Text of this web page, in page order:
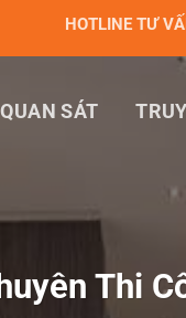
HOTLINE TƯ
SÁT
Thi